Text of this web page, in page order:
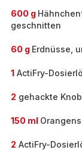
600 g
geschnitten
60 g Erdnüsse,
1 ActiFry-
2 gehackte
150 ml
2 ActiFry-